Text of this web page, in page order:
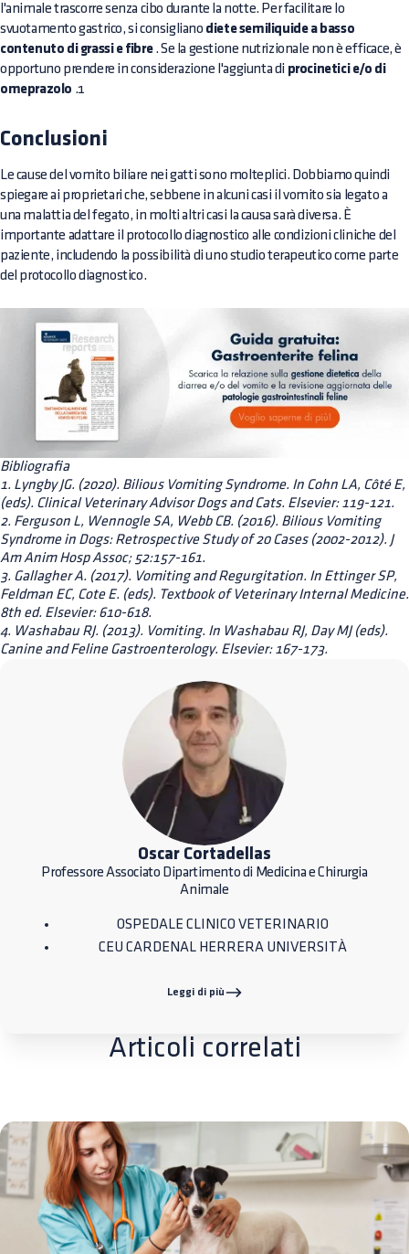
l'animale trascorre senza cibo durante la notte. Per facilitare lo
svuotamento gastrico, si consigliano diete semiliquide a basso
contenuto di grassi e fibre. Se la gestione nutrizionale non è efficace, è
opportuno prendere in considerazione l'aggiunta di procinetici e/o di
omeprazolo .1
Conclusioni
Le cause del vomito biliare nei gatti sono molteplici. Dobbiamo quindi
spiegare ai proprietari che, sebbene in alcuni casi il vomito sia legato a
una malattia del fegato, in molti altri casi la causa sarà diversa. È
importante adattare il protocollo diagnostico alle condizioni cliniche del
paziente, includendo la possibilità di uno studio terapeutico come parte
del protocollo diagnostico.
Bibliografia
1. Lyngby JG. (2020). Bilious Vomiting Syndrome. In Cohn LA, Côté E,
(eds). Clinical Veterinary Advisor Dogs and Cats. Elsevier: 119-121.
2. Ferguson L, Wennogle SA, Webb CB. (2016). Bilious Vomiting
Syndrome in Dogs: Retrospective Study of 20 Cases (2002-2012). J
Am Anim Hosp Assoc; 52:157-161.
3. Gallagher A. (2017). Vomiting and Regurgitation. In Ettinger SP,
Feldman EC, Cote E. (eds). Textbook of Veterinary Internal Medicine.
8th ed. Elsevier: 610-618.
4. Washabau RJ. (2013). Vomiting. In Washabau RJ, Day MJ (eds).
Canine and Feline Gastroenterology. Elsevier: 167-173.
Oscar Cortadellas
Professore Associato Dipartimento di Medicina e Chirurgia
Animale
OSPEDALE CLINICO VETERINARIO
CEU CARDENAL HERRERA UNIVERSITÀ
Leggi di più
Articoli correlati